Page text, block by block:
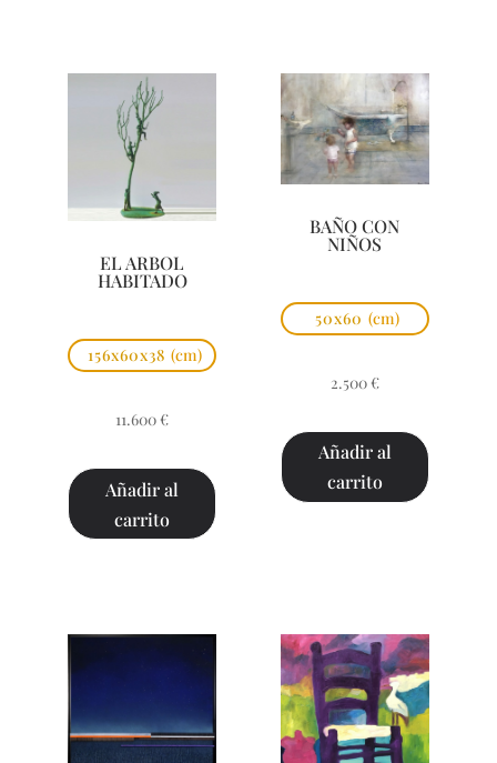
EL ARBOL
HABITADO
156x60x38 (cm)
11.600 €
Añadir al
carrito
BAÑO CON
NIÑOS
50x60 (cm)
2.500 €
Añadir al
carrito